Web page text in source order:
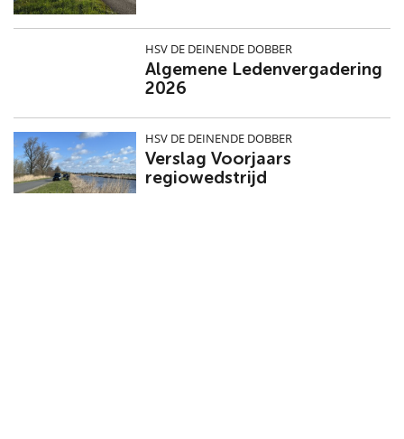
HSV DE DEINENDE DOBBER
Algemene Ledenvergadering
2026
HSV DE DEINENDE DOBBER
Verslag Voorjaars
regiowedstrijd